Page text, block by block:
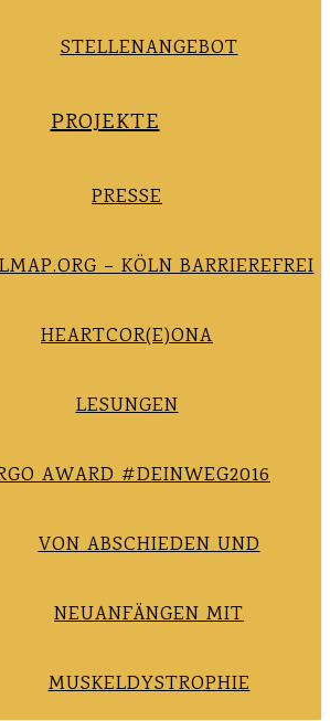
STELLENANGEBOT
PROJEKTE
PRESSE
– KÖLN BARRIEREFREI
HEARTCOR(E)ONA
LESUNGEN
AWARD #DEINWEG2016
VON ABSCHIEDEN UND
NEUANFÄNGEN MIT
MUSKELDYSTROPHIE